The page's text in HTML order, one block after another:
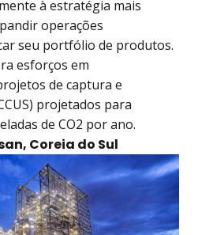
à estratégia mais
operações
seu portfólio de produtos.
esforços em
de captura e
projetados para
de CO2 por ano.
Coreia do Sul